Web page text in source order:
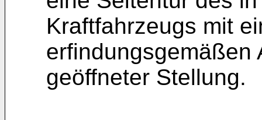
Kraftfahrzeugs mit
erfindungsgemäßen
geöffneter Stellung.